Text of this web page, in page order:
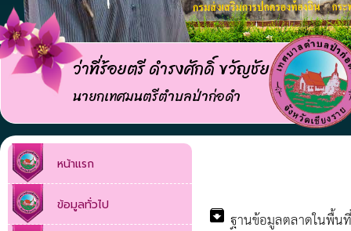
ว่าที่ร้อยตรี ดำรงศักดิ์ ขวัญชัย
นายกเทศมนตรีตำบลป่าก่อดำ
หน้าแรก
ข้อมูลทั่วไป
archive ฐานข้อมูลตลาดในพื้น